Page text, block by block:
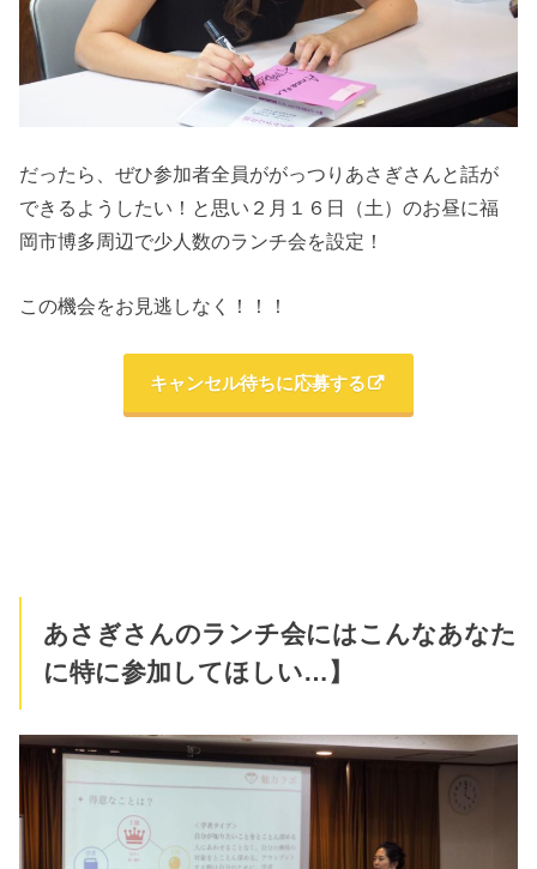
だったら、ぜひ参加者全員ががっつりあさぎさんと話が
できるようしたい！と思い２月１６日（土）のお昼に福
岡市博多周辺で少人数のランチ会を設定！
この機会をお見逃しなく！！！
キャンセル待ちに応募する
あさぎさんのランチ会にはこんなあなた
に特に参加してほしい…】